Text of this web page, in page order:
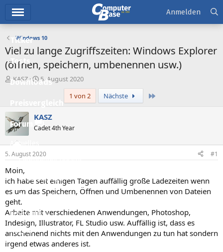
Ticker
Tests
Downloads
Forum
Aktuelles
Empfohlene Inhalte
Neue Beiträge
Neueste Aktivitäten
Leserartikel
Regeln
Anmelden
Windows 10
Viel zu lange Zugriffszeiten: Windows Explorer
(öffnen, speichern, umbenennen usw.)
E
t
e
l
l
e
r
KASZ
E
t
e
l
a
m
5. August 2020
1 von 2
Nächste
KASZ
Cadet 4th Year
5. August 2020 #1
Moin,
ich habe seit einigen Tagen auffällig große Ladezeiten wenn
es um das Speichern, Öffnen und Umbenennen von Dateien
geht.
Arbeite mit verschiedenen Anwendungen, Photoshop,
Indesign, Illustrator, FL Studio usw. Auffällig ist, dass es
anscheinend nichts mit den Anwendungen zu tun hat sondern
irgend etwas anderes ist.